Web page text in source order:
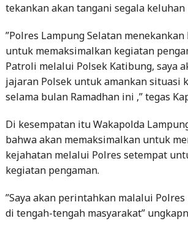
tekankan akan tangani segala keluhan
”Polres Lampung Selatan
untuk memaksimalkan kegiatan
Patroli melalui Polsek Katibung, saya
jajaran Polsek untuk amankan situasi
selama bulan Ramadhan ini ,” tegas
Di kesempatan itu Wakapolda
bahwa akan memaksimalkan untuk
kejahatan melalui Polres setempat
kegiatan pengaman.
”Saya akan perintahkan malalui
di tengah-tengah masyarakat”